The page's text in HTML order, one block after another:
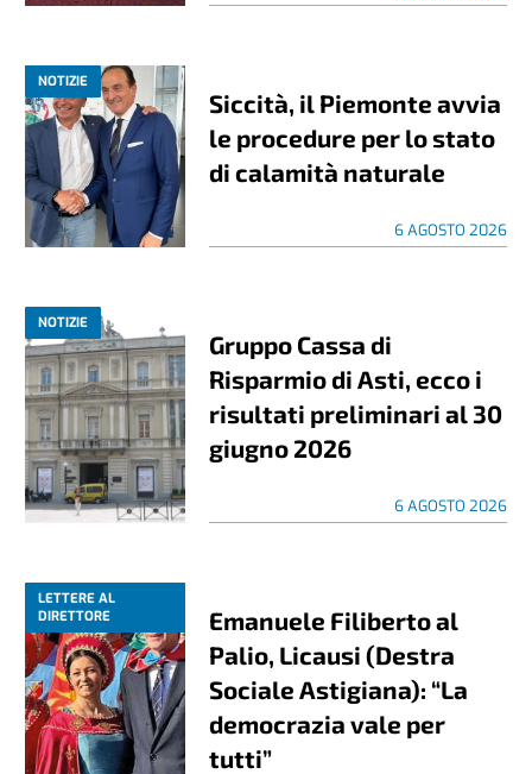
NOTIZIE
Siccità, il Piemonte avvia
le procedure per lo stato
di calamità naturale
6 AGOSTO 2026
NOTIZIE
Gruppo Cassa di
Risparmio di Asti, ecco i
risultati preliminari al 30
giugno 2026
6 AGOSTO 2026
LETTERE AL
DIRETTORE
Emanuele Filiberto al
Palio, Licausi (Destra
Sociale Astigiana): “La
democrazia vale per
tutti”